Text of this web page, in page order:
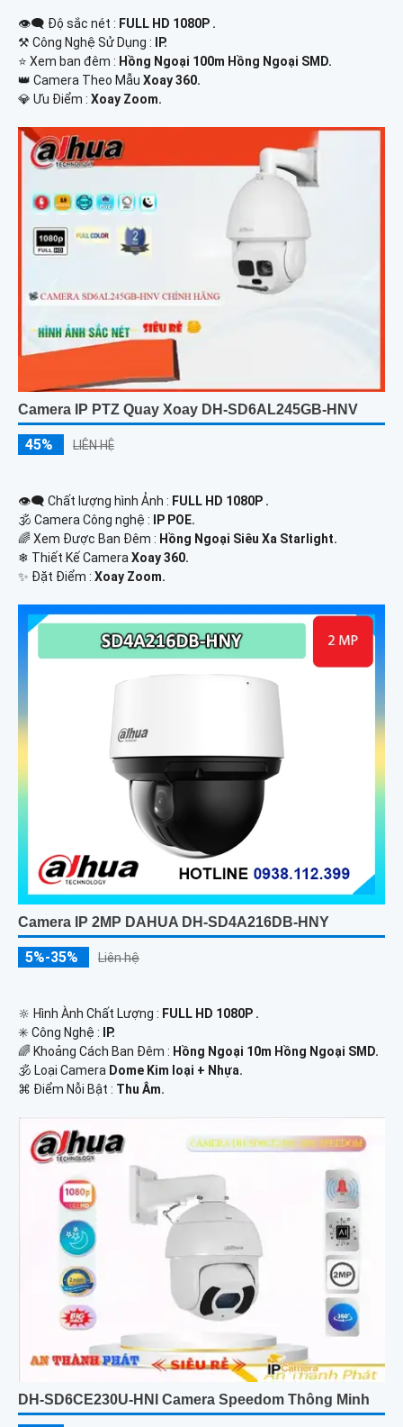
👁️‍🗨 Độ sắc nét : FULL HD 1080P .
⚒ Công Nghệ Sử Dụng :
IP.
⭐ Xem ban đêm : Hồng Ngoại 100m Hồng Ngoại SMD.
👑 Camera Theo Mẫu Xoay 360.
️💎 Ưu Điểm : Xoay Zoom.
Camera IP PTZ Quay Xoay DH-SD6AL245GB-HNV
45% LIÊN HỆ
👁️‍🗨 Chất lượng hình Ảnh : FULL HD 1080P .
🕉️ Camera Công nghệ :
IP POE.
🌈 Xem Được Ban Đêm : Hồng Ngoại Siêu Xa Starlight.
❄ Thiết Kế Camera Xoay 360.
️✨ Đặt Điểm : Xoay Zoom.
Camera IP 2MP DAHUA DH-SD4A216DB-HNY
5%-35% Liên hệ
🔆 Hình Ành Chất Lượng : FULL HD 1080P .
✳️ Công Nghệ :
IP.
🌈 Khoảng Cách Ban Đêm : Hồng Ngoại 10m Hồng Ngoại SMD.
🕉️ Loại Camera Dome Kim loại + Nhựa.
️⌘ Điểm Nỗi Bật : Thu Âm.
DH-SD6CE230U-HNI Camera Speedom Thông Minh